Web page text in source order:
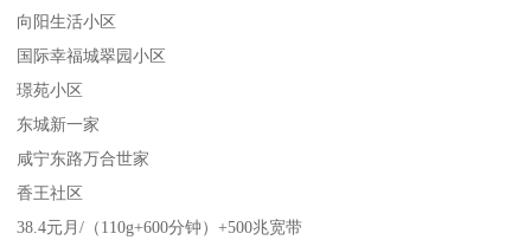
向阳生活小区
国际幸福城翠园小区
璟苑小区
东城新一家
咸宁东路万合世家
香王社区
38.4元月/（110g+600分钟）+500兆宽带